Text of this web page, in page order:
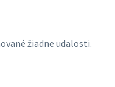
žiadne udalosti.